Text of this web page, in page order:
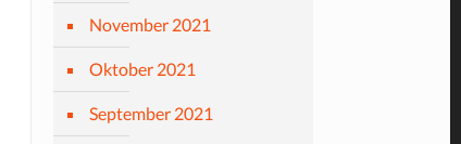
November 2021
Oktober 2021
September 2021